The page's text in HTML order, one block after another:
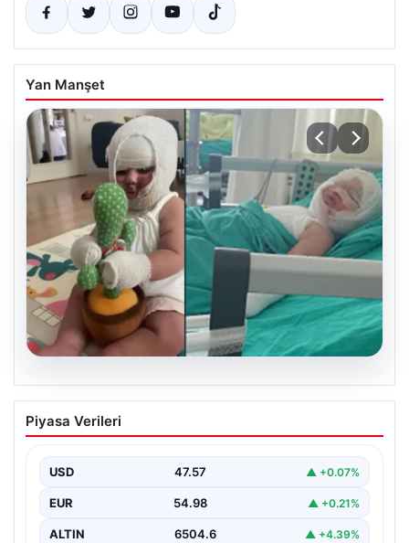
Yan Manşet
05.08.2026
Domates konservesi bomba gibi patladı,
9 aylık bebeğin vücudu yandı
Piyasa Verileri
USD 47.57 ▲ +0.07%
EUR 54.98 ▲ +0.21%
ALTIN 6504.6 ▲ +4.39%